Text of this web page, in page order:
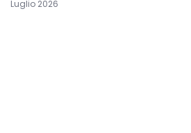
Luglio 2026